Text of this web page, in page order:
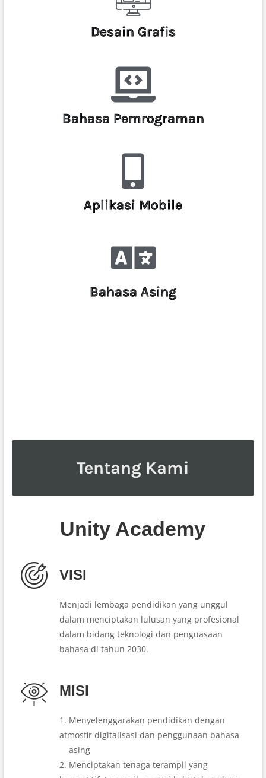
Desain Grafis
Bahasa Pemrograman
Aplikasi Mobile
Bahasa Asing
Tentang Kami
Unity Academy
VISI
Menjadi lembaga pendidikan yang unggul
dalam menciptakan lulusan yang profesional
dalam bidang teknologi dan penguasaan
bahasa di tahun 2030.
MISI
1. Menyelenggarakan pendidikan dengan
atmosfir digitalisasi dan penggunaan bahasa
asing
2. Menciptakan tenaga terampil yang